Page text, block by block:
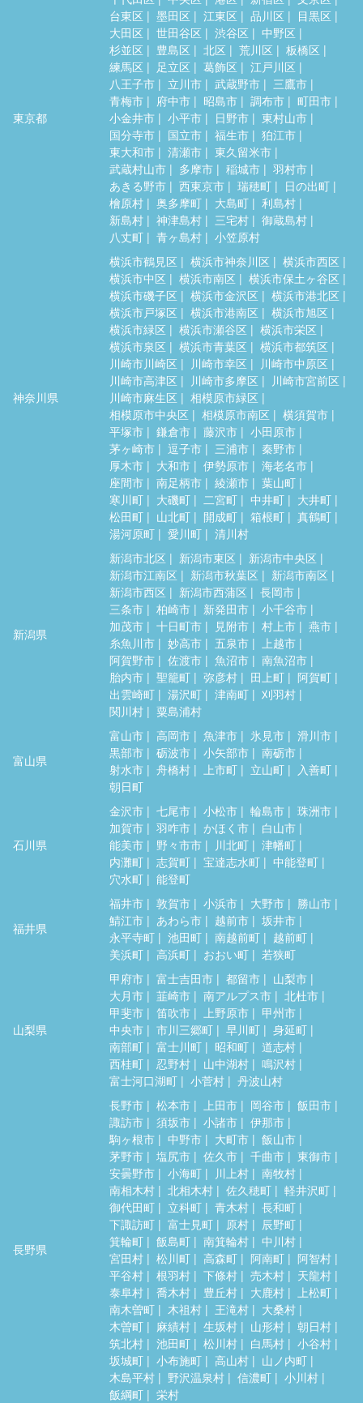
東京都
台東区
墨田区 江東区 品川区
目黒区
大田区
世田谷区 渋谷区
中野区
杉並区
豊島区 北区 荒川区
板橋区
練馬区
足立区 葛飾区
江戸川区
八王子市
立川市 武蔵野市
三鷹市
青梅市
府中市 昭島市 調布市
町田市
小金井市
小平市 日野市
東村山市
国分寺市
国立市 福生市
狛江市
東大和市
清瀬市
東久留米市
武蔵村山市
多摩市 稲城市
羽村市
あきる野市
西東京市 瑞穂町
日の出町
檜原村
奥多摩町 大島町
利島村
新島村
神津島村 三宅村
御蔵島村
八丈町
青ヶ島村 小笠原村
神奈川県
横浜市鶴見区 横浜市神奈川区
横浜市西区
横浜市中区
横浜市南区
横浜市保土ヶ谷区
横浜市磯子区
横浜市金沢区
横浜市港北区
横浜市戸塚区
横浜市港南区
横浜市旭区
横浜市緑区
横浜市瀬谷区
横浜市栄区
横浜市泉区
横浜市青葉区
横浜市都筑区
川崎市川崎区
川崎市幸区
川崎市中原区
川崎市高津区
川崎市多摩区
川崎市宮前区
川崎市麻生区
相模原市緑区
相模原市中央区
相模原市南区
横須賀市
平塚市
鎌倉市 藤沢市
小田原市
茅ヶ崎市
逗子市 三浦市
秦野市
厚木市
大和市 伊勢原市
海老名市
座間市
南足柄市 綾瀬市
葉山町
寒川町
大磯町 二宮町 中井町
大井町
松田町
山北町 開成町 箱根町
真鶴町
湯河原町
愛川町 清川村
新潟県
新潟市北区 新潟市東区
新潟市中央区
新潟市江南区
新潟市秋葉区
新潟市南区
新潟市西区
新潟市西蒲区
長岡市
三条市
柏崎市 新発田市
小千谷市
加茂市
十日町市 見附市 村上市
燕市
糸魚川市
妙高市 五泉市
上越市
阿賀野市
佐渡市 魚沼市
南魚沼市
胎内市
聖籠町 弥彦村 田上町
阿賀町
出雲崎町
湯沢町 津南町
刈羽村
関川村
粟島浦村
富山県
富山市 高岡市 魚津市 氷見市
滑川市
黒部市
砺波市 小矢部市
南砺市
射水市
舟橋村 上市町 立山町
入善町
朝日町
石川県
金沢市 七尾市 小松市 輪島市
珠洲市
加賀市
羽咋市 かほく市
白山市
能美市
野々市市 川北町
津幡町
内灘町
志賀町 宝達志水町
中能登町
穴水町
能登町
福井県
福井市 敦賀市 小浜市 大野市
勝山市
鯖江市
あわら市 越前市
坂井市
永平寺町
池田町 南越前町
越前町
美浜町
高浜町 おおい町 若狭町
山梨県
甲府市 富士吉田市 都留市
山梨市
大月市
韮崎市 南アルプス市
北杜市
甲斐市
笛吹市 上野原市
甲州市
中央市
市川三郷町 早川町
身延町
南部町
富士川町 昭和町
道志村
西桂町
忍野村 山中湖村
鳴沢村
富士河口湖町
小菅村 丹波山村
長野県
長野市 松本市 上田市 岡谷市
飯田市
諏訪市
須坂市 小諸市
伊那市
駒ヶ根市
中野市 大町市
飯山市
茅野市
塩尻市 佐久市 千曲市
東御市
安曇野市
小海町 川上村
南牧村
南相木村
北相木村 佐久穂町
軽井沢町
御代田町
立科町 青木村
長和町
下諏訪町
富士見町 原村
辰野町
箕輪町
飯島町 南箕輪村
中川村
宮田村
松川町 高森町 阿南町
阿智村
平谷村
根羽村 下條村 売木村
天龍村
泰阜村
喬木村 豊丘村 大鹿村
上松町
南木曽町
木祖村 王滝村
大桑村
木曽町
麻績村 生坂村 山形村
朝日村
筑北村
池田町 松川村 白馬村
小谷村
坂城町
小布施町 高山村
山ノ内町
木島平村
野沢温泉村 信濃町
小川村
飯綱町
栄村